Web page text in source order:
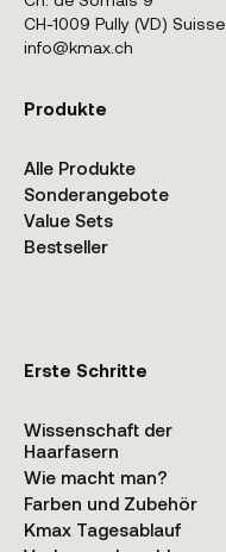
CH-1009 Pully (VD) Suisse
info@kmax.ch
Produkte
Alle Produkte
Sonderangebote
Value Sets
Bestseller
Erste Schritte
Wissenschaft der
Haarfasern
Wie macht man?
Farben und Zubehör
Kmax Tagesablauf